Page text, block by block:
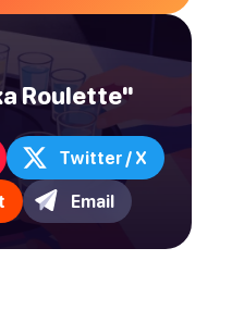
Roulette"
Twitter / X
Email